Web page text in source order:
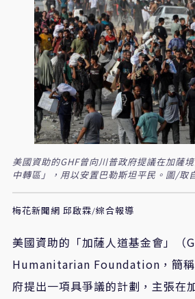
美國資助的GHF曾向川普政府提議在加薩
中轉區」，用以安置巴勒斯坦平民。圖/取
梅花新聞網 邱啟霖/綜合報導
美國資助的「加薩人道基金會」（
Humanitarian Foundation ，簡稱
府提出一項具爭議的計劃，主張在